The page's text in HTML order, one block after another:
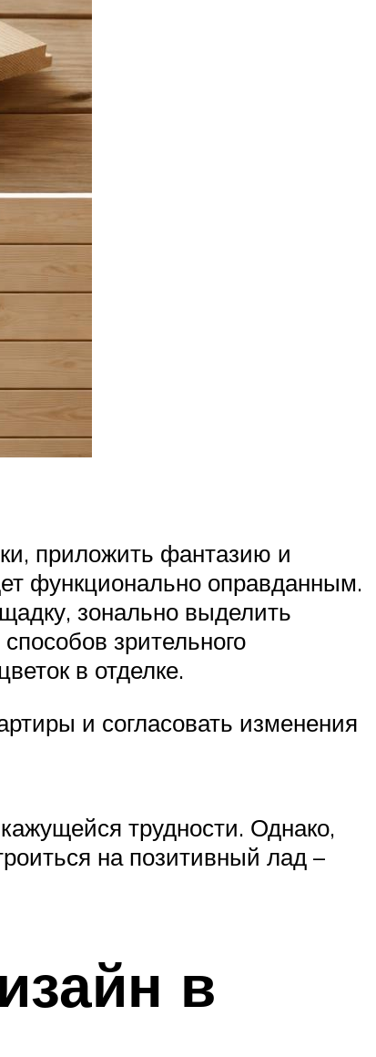
приложить фантазию и
функционально оправданным.
зонально выделить
зрительного
в отделке.
и согласовать изменения
трудности. Однако,
на позитивный лад –
в